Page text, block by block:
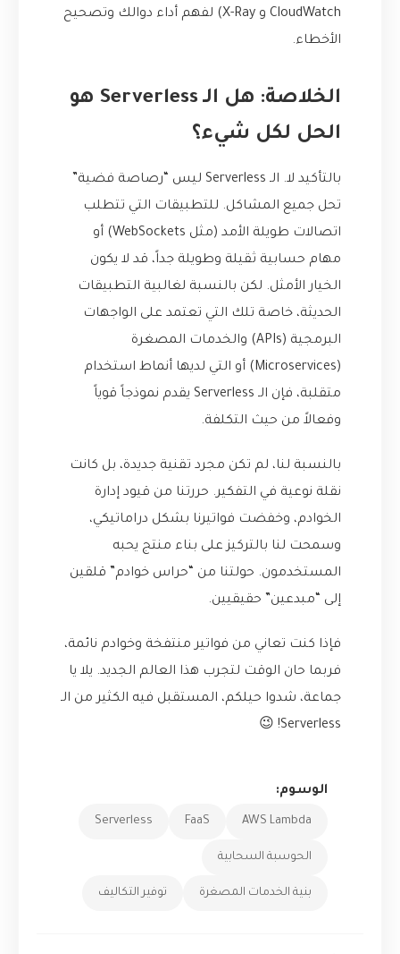
CloudWatch و X-Ray) لفهم أداء دوالك وتصحيح
الأخطاء.
الخلاصة: هل الـ Serverless هو
الحل لكل شيء؟
بالتأكيد لا. الـ Serverless ليس “رصاصة فضية”
تحل جميع المشاكل. للتطبيقات التي تتطلب
اتصالات طويلة الأمد (مثل WebSockets) أو
مهام حسابية ثقيلة وطويلة جداً، قد لا يكون
الخيار الأمثل. لكن بالنسبة لغالبية التطبيقات
الحديثة، خاصة تلك التي تعتمد على الواجهات
البرمجية (APIs) والخدمات المصغرة
(Microservices) أو التي لديها أنماط استخدام
متقلبة، فإن الـ Serverless يقدم نموذجاً قوياً
وفعالاً من حيث التكلفة.
بالنسبة لنا، لم تكن مجرد تقنية جديدة، بل كانت
نقلة نوعية في التفكير. حررتنا من قيود إدارة
الخوادم، وخفضت فواتيرنا بشكل دراماتيكي،
وسمحت لنا بالتركيز على بناء منتج يحبه
المستخدمون. حولتنا من “حراس خوادم” قلقين
إلى “مبدعين” حقيقيين.
فإذا كنت تعاني من فواتير منتفخة وخوادم نائمة،
فربما حان الوقت لتجرب هذا العالم الجديد. يلا يا
جماعة، شدوا حيلكم، المستقبل فيه الكثير من الـ
Serverless! 😉
الوسوم:
AWS Lambda
FaaS
Serverless
الحوسبة السحابية
بنية الخدمات المصغرة توفير التكاليف